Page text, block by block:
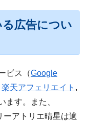
広告につい
ビス（Google
楽天アフェリエイト ,
ます。また、
ーアトリエ晴星は適